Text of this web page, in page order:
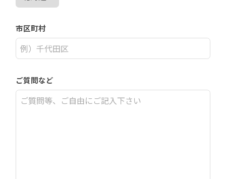
市区町村
ご質問など